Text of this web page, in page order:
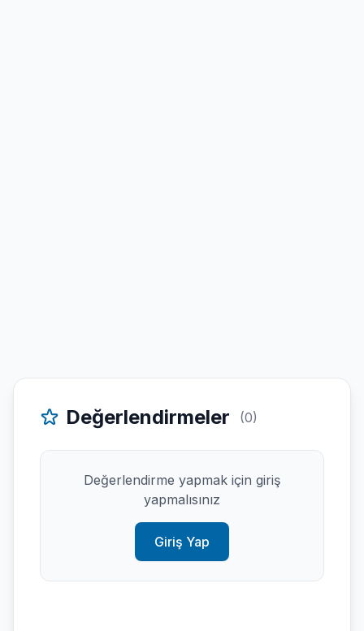
Değerlendirmeler (0)
Değerlendirme yapmak için giriş
yapmalısınız
Giriş Yap